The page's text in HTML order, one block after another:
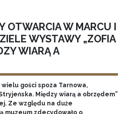
OTWARCIA W MARCU I
WYSTAWY „ZOFIA
WIARĄ A
gości spoza Tarnowa,
Między wiarą a obrzędem”
Ze względu na duże
muzeum zdecydowało o